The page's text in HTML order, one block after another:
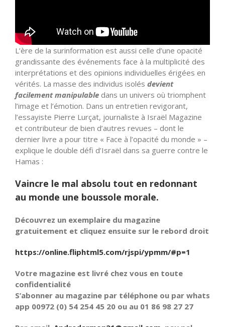
L’ère de la surinformation est aussi celle d’une opacité
grandissante des événements face à la multiplicité des
interprétations et des opinions individuelles érigées en
vérités. La masse des individus isolés devient
facilement manipulable dans un univers où triomphent
l’image et l’émotion. Dans un entretien revigorant,
l’essayiste Pierre Lurçat, journaliste à Israël Magazine
et contributeur de bien d’autres revues – dont le
dernier livre a pour titre « Face à l’opacité du monde » –
explique le double défi d’Israël dans sa guerre contre le
Hamas :
Vaincre le mal absolu tout en redonnant
au monde une boussole morale.
Découvrez un exemplaire du magazine
gratuitement et cliquez ensuite sur le rebord droit
https://online.fliphtml5.com/rjspi/ypmm/#p=1
Votre magazine est livré chez vous en toute
confidentialité
S’abonner au magazine par téléphone ou par whats
app 00972 (0) 54 254 45 20 ou au 01 86 98 27 27